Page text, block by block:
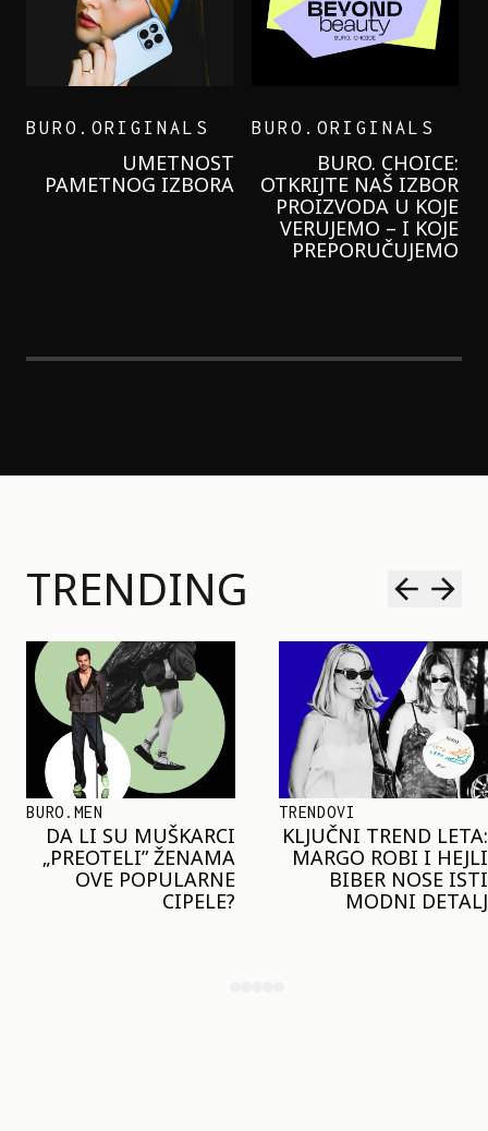
GARNIER KREMU I
NIKADA NIŠTA
LAGANIJE NISAM
KORISTILA
TRENDING
TRENDOVI
KLJUČNI TREND LETA:
MARGO ROBI I HEJLI
BIBER NOSE ISTI
MODNI DETALJ
SHOPPING
JOŠ JE RANO ZA JAKNE
– ALI U RESERVED JE
STIGAO MODEL KOJI
ĆE BITI VELIKI TREND